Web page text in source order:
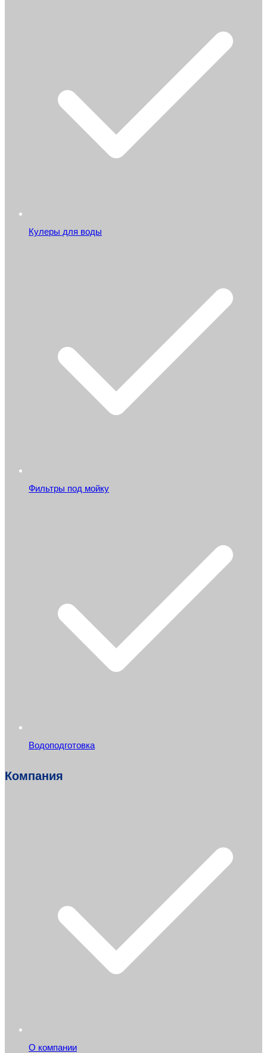
Кулеры для воды
Фильтры под мойку
Водоподготовка
Компания
О компании